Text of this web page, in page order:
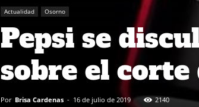
Actualidad Osorno
Pepsi se
sobre el corte
Por Brisa Cardenas - 16 de julio de 2019 2140